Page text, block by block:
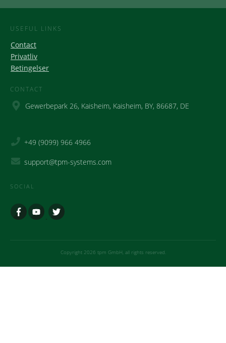
USEFUL LINKS
Contact
Privatliv
Betingelser
CONTACT
Gewerbepark 26, Kaisheim, Kaisheim, BY, 86687, DE
+49 (9099) 966 4966
support@tpm-systems.com
SOCIAL
Copyright 2026 tpm GmbH, all rights reserved.